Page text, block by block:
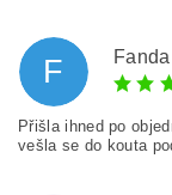
F
Přišla ihned po
vešla se do kouta